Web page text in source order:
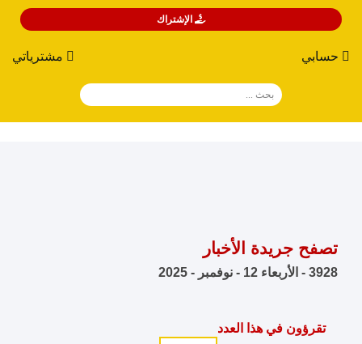
الإشتراك
مشترياتي حسابي
تصفح جريدة الأخبار
3928 - الأربعاء 12 - نوفمبر - 2025
تقرؤون في هذا العدد